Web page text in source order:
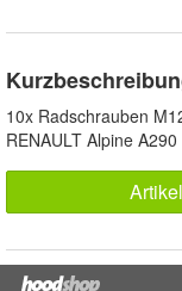
10x Radschrauben
RENAULT Alpine A290